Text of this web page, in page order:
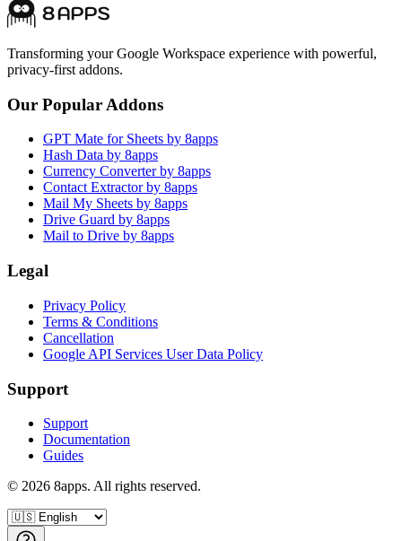
Transforming your Google Workspace experience with powerful,
privacy-first addons.
Our Popular Addons
GPT Mate for Sheets by 8apps
Hash Data by 8apps
Currency Converter by 8apps
Contact Extractor by 8apps
Mail My Sheets by 8apps
Drive Guard by 8apps
Mail to Drive by 8apps
Legal
Privacy Policy
Terms & Conditions
Cancellation
Google API Services User Data Policy
Support
Support
Documentation
Guides
© 2026 8apps. All rights reserved.